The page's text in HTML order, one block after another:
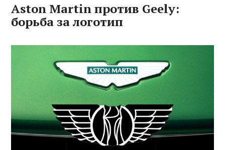
Aston Martin против Geely:
борьба за логотип